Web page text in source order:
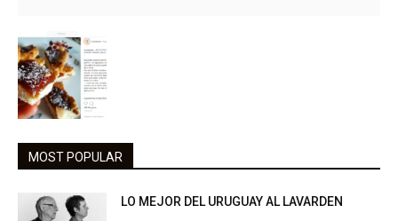
MOST POPULAR
LO MEJOR DEL URUGUAY AL LAVARDEN